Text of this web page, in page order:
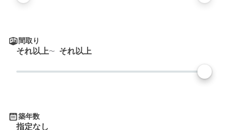
間取り
それ以上 それ以上
築年数
指定なし